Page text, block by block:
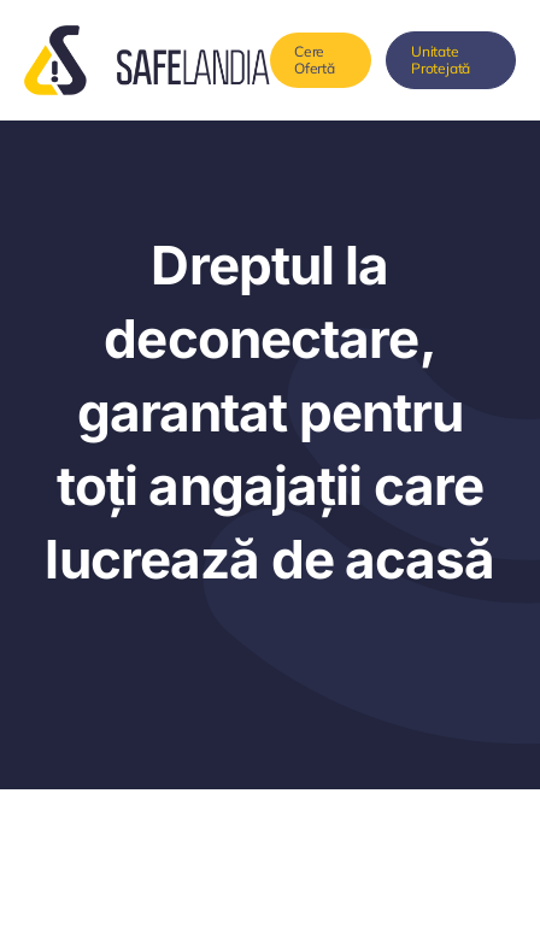
content
Cere
Ofertă
Unitate
Protejată
Dreptul la
deconectare,
garantat pentru
toți angajații care
lucrează de acasă